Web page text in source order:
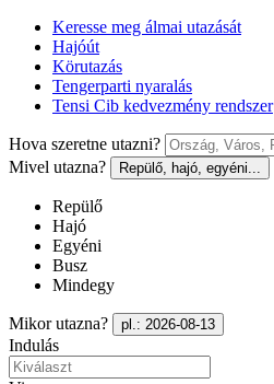
Keresse meg álmai utazását
Hajóút
Körutazás
Tengerparti nyaralás
Tensi Cib kedvezmény rendszer
Hova szeretne utazni?
Mivel utazna?
Repülő, hajó, egyéni...
Repülő
Hajó
Egyéni
Busz
Mindegy
Mikor utazna? pl.: 2026-08-13
Indulás